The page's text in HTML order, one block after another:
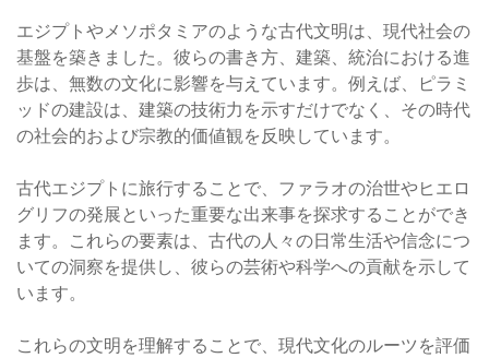
エジプトやメソポタミアのような古代文明は、現代社会の
基盤を築きました。彼らの書き方、建築、統治における進
歩は、無数の文化に影響を与えています。例えば、ピラミ
ッドの建設は、建築の技術力を示すだけでなく、その時代
の社会的および宗教的価値観を反映しています。
古代エジプトに旅行することで、ファラオの治世やヒエロ
グリフの発展といった重要な出来事を探求することができ
ます。これらの要素は、古代の人々の日常生活や信念につ
いての洞察を提供し、彼らの芸術や科学への貢献を示して
います。
これらの文明を理解することで、現代文化のルーツを評価